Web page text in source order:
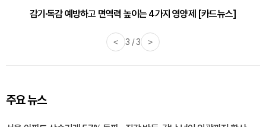
감기·독감 예방하고 면역력 높이는 4가지 영양제 [카드뉴스]
< 3 / 3 >
주요 뉴스